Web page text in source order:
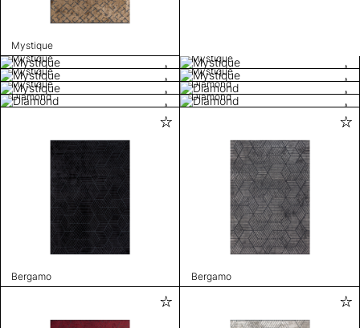
Mystique
Mystique
Mystique
Mystique
Mystique
Mystique
Diamond
Diamond
Diamond
Bergamo Bergamo